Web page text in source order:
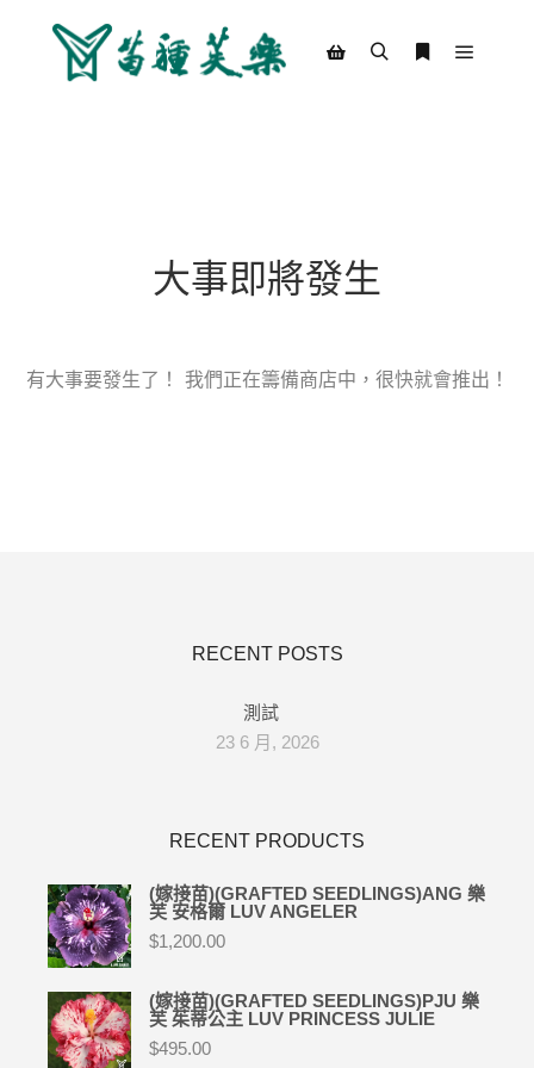
大事即將發生
有大事要發生了！ 我們正在籌備商店中，很快就會推出！
RECENT POSTS
測試
23 6 月, 2026
RECENT PRODUCTS
(嫁接苗)(GRAFTED SEEDLINGS)ANG 樂
芙 安格爾 LUV ANGELER
$1,200.00
(嫁接苗)(GRAFTED SEEDLINGS)PJU 樂
芙 茱蒂公主 LUV PRINCESS JULIE
$495.00